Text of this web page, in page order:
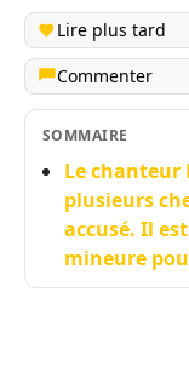
Lire plus tard
Commenter
SOMMAIRE
Le chanteur
plusieurs
accusé. Il
mineure